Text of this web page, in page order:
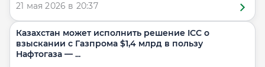
21 мая 2026 в 20:37
Казахстан может исполнить решение ICC о
взыскании с Газпрома $1,4 млрд в пользу
Нафтогаза — ...